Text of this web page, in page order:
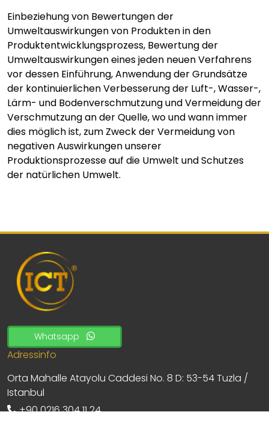
Einbeziehung von Bewertungen der
Umweltauswirkungen von Produkten in den
Produktentwicklungsprozess, Bewertung der
Umweltauswirkungen eines jeden neuen Verfahrens
vor dessen Einführung, Anwendung der Grundsätze
der kontinuierlichen Verbesserung der Luft-, Wasser-,
Lärm- und Bodenverschmutzung und Vermeidung der
Verschmutzung an der Quelle, wo und wann immer
dies möglich ist, zum Zweck der Vermeidung von
negativen Auswirkungen unserer
Produktionsprozesse auf die Umwelt und Schutzes
der natürlichen Umwelt.
Whatsapp
Adressinfo
Orta Mahalle Atayolu Caddesi No. 8 D: 53-54 Tuzla /
Istanbul
+90 0216 304 11 24